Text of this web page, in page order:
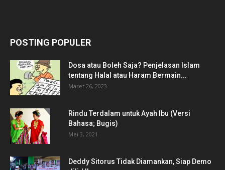
POSTING POPULER
Dosa atau Boleh Saja? Penjelasan Islam
tentang Halal atau Haram Bermain...
Maret 26, 2023
Rindu Terdalam untuk Ayah Ibu (Versi
Bahasa; Bugis)
Mei 3, 2021
Deddy Sitorus Tidak Diamankan, Siap Demo